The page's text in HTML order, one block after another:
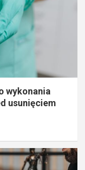
wykonania
usunięciem